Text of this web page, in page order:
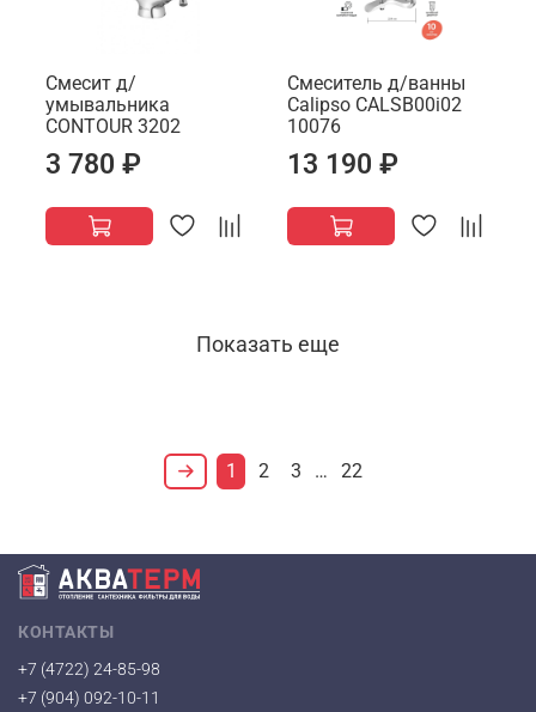
Смесит д/
умывальника
CONTOUR 3202
3 780 ₽
Смеситель д/ванны
Calipso CALSB00i02
10076
13 190 ₽
Показать еще
1 2 3 … 22
КОНТАКТЫ
+7 (4722) 24-85-98
+7 (904) 092-10-11